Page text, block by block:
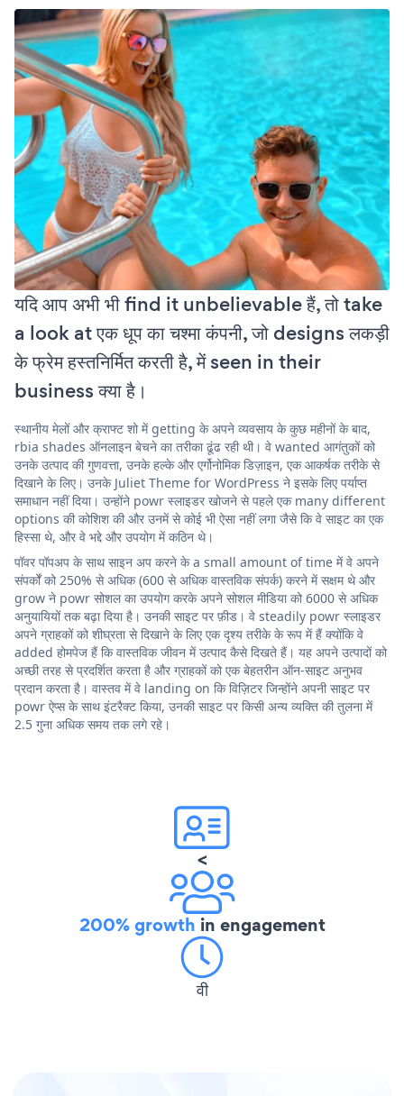
यदि आप अभी भी find it unbelievable हैं, तो take
a look at एक धूप का चश्मा कंपनी, जो designs लकड़ी
के फ्रेम हस्तनिर्मित करती है, में seen in their
business क्या है।
स्थानीय मेलों और क्राफ्ट शो में getting के अपने व्यवसाय के कुछ महीनों के बाद,
rbia shades ऑनलाइन बेचने का तरीका ढूंढ रही थी। वे wanted आगंतुकों को
उनके उत्पाद की गुणवत्ता, उनके हल्के और एर्गोनोमिक डिज़ाइन, एक आकर्षक तरीके से
दिखाने के लिए। उनके Juliet Theme for WordPress ने इसके लिए पर्याप्त
समाधान नहीं दिया। उन्होंने powr स्लाइडर खोजने से पहले एक many different
options की कोशिश की और उनमें से कोई भी ऐसा नहीं लगा जैसे कि वे साइट का एक
हिस्सा थे, और वे भद्दे और उपयोग में कठिन थे।
पॉवर पॉपअप के साथ साइन अप करने के a small amount of time में वे अपने
संपर्कों को 250% से अधिक (600 से अधिक वास्तविक संपर्क) करने में सक्षम थे और
grow ने powr सोशल का उपयोग करके अपने सोशल मीडिया को 6000 से अधिक
अनुयायियों तक बढ़ा दिया है। उनकी साइट पर फ़ीड। वे steadily powr स्लाइडर
अपने ग्राहकों को शीघ्रता से दिखाने के लिए एक दृश्य तरीके के रूप में हैं क्योंकि वे
added होमपेज हैं कि वास्तविक जीवन में उत्पाद कैसे दिखते हैं। यह अपने उत्पादों को
अच्छी तरह से प्रदर्शित करता है और ग्राहकों को एक बेहतरीन ऑन-साइट अनुभव
प्रदान करता है। वास्तव में वे landing on कि विज़िटर जिन्होंने अपनी साइट पर
powr ऐप्स के साथ इंटरैक्ट किया, उनकी साइट पर किसी अन्य व्यक्ति की तुलना में
2.5 गुना अधिक समय तक लगे रहे।
<
200% growth in engagement
वी